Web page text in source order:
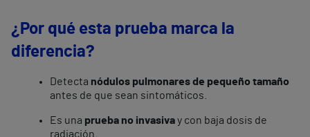
¿Por qué esta prueba marca la
diferencia?
Detecta nódulos pulmonares de pequeño tamaño
antes de que sean sintomáticos.
Es una prueba no invasivay con baja dosis de
radiación.